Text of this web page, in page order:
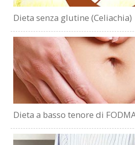
Dieta senza glutine (Celiachia)
Dieta a basso tenore di